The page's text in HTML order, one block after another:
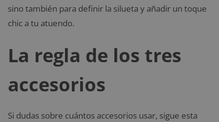
sino también para definir la silueta y añadir un toque
chic a tu atuendo.
La regla de los tres
accesorios
Si dudas sobre cuántos accesorios usar, sigue esta